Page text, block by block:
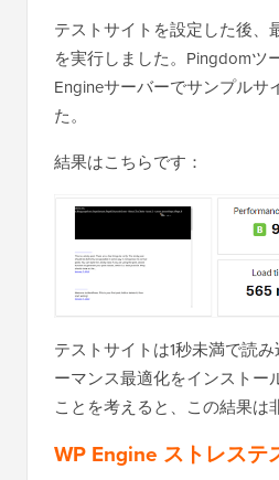
テストサイトを設定した後、
を実行しました。Pingdomツ
Engineサーバーでサンプルサ
た。
結果はこちらです：
テストサイトは1秒未満で読
ーマンス最適化をインストー
ことを考えると、この結果は
WP Engine ストレステ